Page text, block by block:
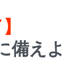
備えよ